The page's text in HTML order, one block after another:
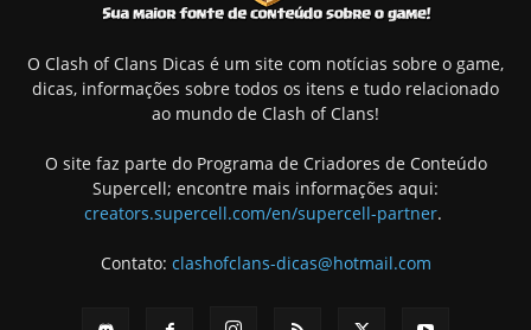
O Clash of Clans Dicas é um site com notícias sobre o game,
dicas, informações sobre todos os itens e tudo relacionado
ao mundo de Clash of Clans!
O site faz parte do Programa de Criadores de Conteúdo
Supercell; encontre mais informações aqui:
creators.supercell.com/en/supercell-partner.
Contato: clashofclans-dicas@hotmail.com